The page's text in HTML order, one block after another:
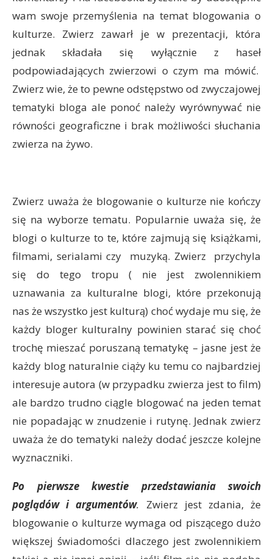
wam swoje przemyślenia na temat blogowania o
kulturze. Zwierz zawarł je w prezentacji, która
jednak składała się wyłącznie z haseł
podpowiadających zwierzowi o czym ma mówić.
Zwierz wie, że to pewne odstępstwo od zwyczajowej
tematyki bloga ale ponoć należy wyrównywać nie
równości geograficzne i brak możliwości słuchania
zwierza na żywo.
Zwierz uważa że blogowanie o kulturze nie kończy
się na wyborze tematu. Popularnie uważa się, że
blogi o kulturze to te, które zajmują się książkami,
filmami, serialami czy muzyką. Zwierz przychyla
się do tego tropu ( nie jest zwolennikiem
uznawania za kulturalne blogi, które przekonują
nas że wszystko jest kulturą) choć wydaje mu się, że
każdy bloger kulturalny powinien starać się choć
trochę mieszać poruszaną tematykę – jasne jest że
każdy blog naturalnie ciąży ku temu co najbardziej
interesuje autora (w przypadku zwierza jest to film)
ale bardzo trudno ciągle blogować na jeden temat
nie popadając w znudzenie i rutynę. Jednak zwierz
uważa że do tematyki należy dodać jeszcze kolejne
wyznaczniki.
Po pierwsze kwestie przedstawiania swoich
poglądów i argumentów. Zwierz jest zdania, że
blogowanie o kulturze wymaga od piszącego dużo
większej świadomości dlaczego jest zwolennikiem